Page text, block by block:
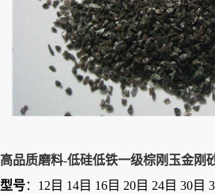
高品质磨料-低硅低铁一级棕刚玉金刚
型号：12目 14目 16目 20目 24目 30目